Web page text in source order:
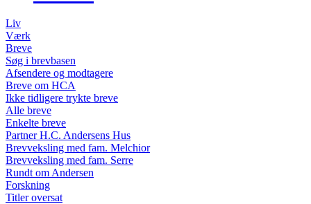
Liv
Værk
Breve
Søg i brevbasen
Afsendere og modtagere
Breve om HCA
Ikke tidligere trykte breve
Alle breve
Enkelte breve
Partner H.C. Andersens Hus
Brevveksling med fam. Melchior
Brevveksling med fam. Serre
Rundt om Andersen
Forskning
Titler oversat